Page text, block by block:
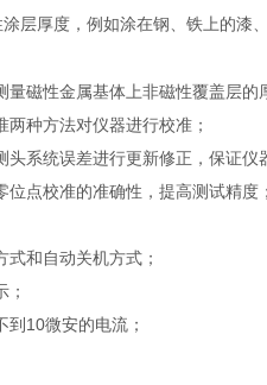
层厚度，例如涂在钢、铁上的漆
量磁性金属基体上非磁性覆盖层的
种方法对仪器进行校准；
头系统误差进行更新修正，保证仪
位点校准的准确性，提高测试精度
和自动关机方式；
10微安的电流；